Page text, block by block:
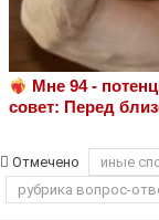
Мне 94 -
совет: Перед
Отмечено иные
рубрика вопрос-